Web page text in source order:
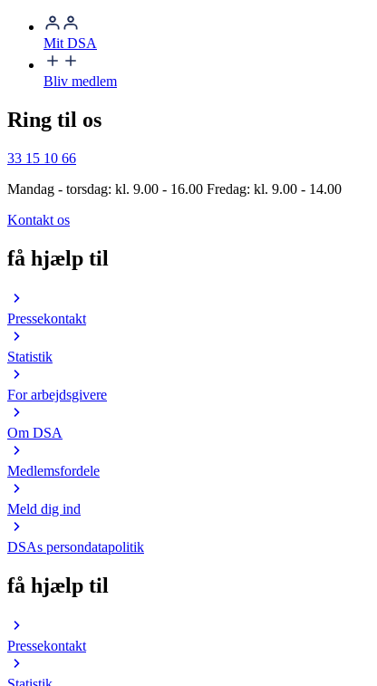
Mit DSA
Bliv medlem
Ring til os
33 15 10 66
Mandag - torsdag: kl. 9.00 - 16.00 Fredag: kl. 9.00 - 14.00
Kontakt os
få hjælp til
Pressekontakt
Statistik
For arbejdsgivere
Om DSA
Medlemsfordele
Meld dig ind
DSAs persondatapolitik
få hjælp til
Pressekontakt